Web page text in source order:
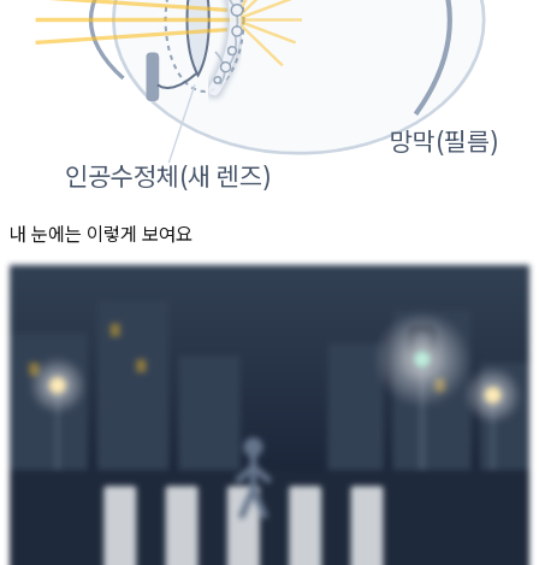
인공수정체(새 렌즈)
망막(필름)
내 눈에는 이렇게 보여요